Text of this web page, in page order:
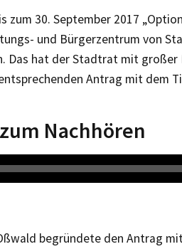
zum 30. September 2017
und Bürgerzentrum von
Das hat der Stadtrat mit großer
Antrag mit dem
Nachhören
begründete den Antrag